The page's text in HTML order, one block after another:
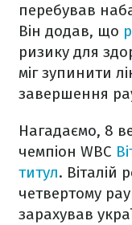
перебував
Він додав, що
ризику для
міг зупинити
завершення
Нагадаємо, 8
чемпіон WBC
титул. Віталій
четвертому
зарахував